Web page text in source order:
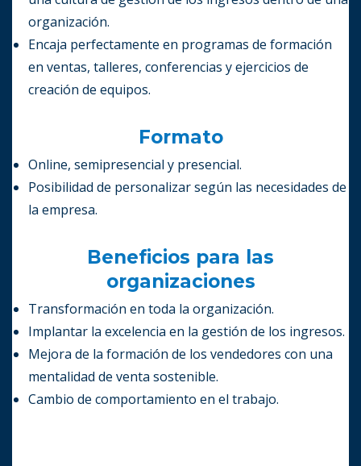
organización.
Encaja perfectamente en programas de formación
en ventas, talleres, conferencias y ejercicios de
creación de equipos.
Formato
Online, semipresencial y presencial.
Posibilidad de personalizar según las necesidades de
la empresa.
Beneficios para las
organizaciones
Transformación en toda la organización.
Implantar la excelencia en la gestión de los ingresos.
Mejora de la formación de los vendedores con una
mentalidad de venta sostenible.
Cambio de comportamiento en el trabajo.